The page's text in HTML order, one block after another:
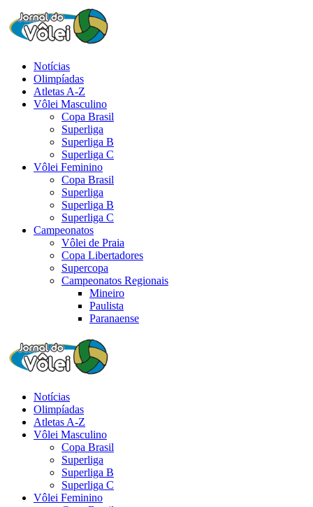
Notícias
Olimpíadas
Atletas A-Z
Vôlei Masculino
Copa Brasil
Superliga
Superliga B
Superliga C
Vôlei Feminino
Copa Brasil
Superliga
Superliga B
Superliga C
Campeonatos
Vôlei de Praia
Copa Libertadores
Supercopa
Campeonatos Regionais
Mineiro
Paulista
Paranaense
Notícias
Olimpíadas
Atletas A-Z
Vôlei Masculino
Copa Brasil
Superliga
Superliga B
Superliga C
Vôlei Feminino